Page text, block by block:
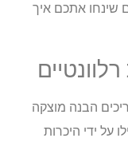
אתכם איך
הבנה מוצקה
ידי היכרות